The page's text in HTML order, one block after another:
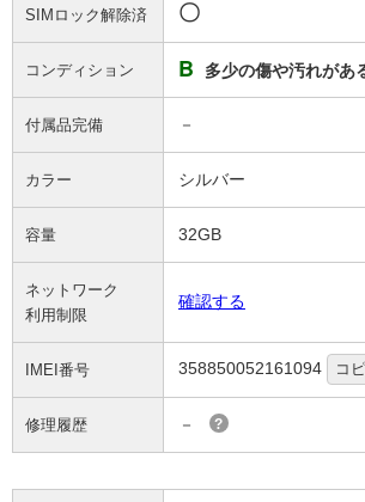
SIMロック解除済 〇
コンディション B 多少の傷や汚れがあ
付属品完備 －
カラー シルバー
容量 32GB
ネットワーク
利用制限
確認する
IMEI番号 358850052161094 コ
修理履歴 － ?